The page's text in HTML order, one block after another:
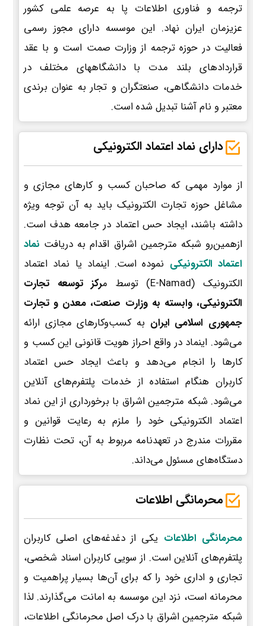
ترجمه و فناوری اطلاعات پا به عرصه علمی کشور
عزیزمان ایران نهاد. این موسسه دارای مجوز رسمی
فعالیت در حوزه ترجمه از وزارت صمت است و با عقد
قراردادهای بلند مدت با دانشگاههای مختلف در
خدمات دانشگاهی، صنعتگران و تجار به عنوان برندی
معتبر و نام آشنا تبدیل شده است.
دارای نماد اعتماد الکترونیکی
از موارد مهمی که صاحبان کسب و کارهای مجازی و
مشاغل حوزه تجارت الکترونیک باید به آن توجه ویژه
داشته باشند، ایجاد حس اعتماد در جامعه هدف است.
ازهمین‌رو شبکه مترجمین اشراق اقدام به دریافت نماد
اعتماد الکترونیکی نموده است. اینماد یا نماد اعتماد
الکترونیک (E-Namad) توسط م
رکز توسعه تجارت
الکترونیکی، وابسته به وزارت صنعت، معدن و تجارت
جمهوری اسلامی ایران به کسب‌وکارهای مجازی ارائه
می‌شود. اینماد در واقع احراز هویت قانونی این کسب و
کارها را انجام می‌دهد و باعث ایجاد حس اعتماد
کاربران هنگام استفاده از خدمات پلتفرم‌های آنلاین
می‌شود. شبکه مترجمین اشراق با برخورداری از این نماد
اعتماد الکترونیکی خود را ملزم به رعایت قوانین و
مقررات مندرج در تعهدنامه مربوط به آن، تحت نظارت
دستگاه‌های مسئول می‌داند.
محرمانگی اطلاعات
محرمانگی اطلاعات یکی از دغدغه‌های اصلی کاربران
پلتفرم‌های آنلاین است. از سویی کاربران اسناد شخصی،
تجاری و اداری خود را که برای آن‌ها بسیار پراهمیت و
محرمانه است، نزد این موسسه به امانت می‌گذارند. لذا
شبکه مترجمین اشراق با درک اصل محرمانگی اطلاعات،